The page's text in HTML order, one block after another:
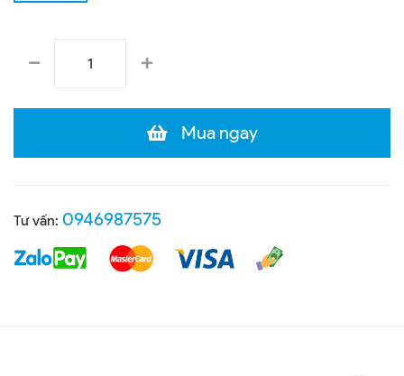
Mua ngay
Tư vấn: 0946987575